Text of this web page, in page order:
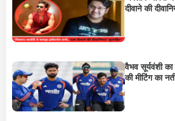
दीवाने की
वैभव सूर्यवंशी
की मीटिंग का